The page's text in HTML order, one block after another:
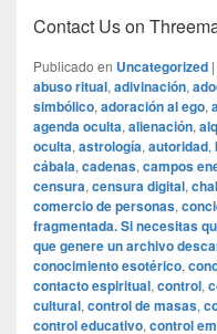
Contact Us on
Publicado en Uncategorized |
abuso ritual, adivinación,
simbólico, adoración al ego,
agenda oculta, alienación,
oculta, astrología, autoridad,
cábala, cadenas, campos
censura, censura digital,
comercio de personas,
fragmentada. Si necesitas
que genere un archivo
conocimiento esotérico,
contacto espiritual, control,
cultural, control de masas,
control educativo, control